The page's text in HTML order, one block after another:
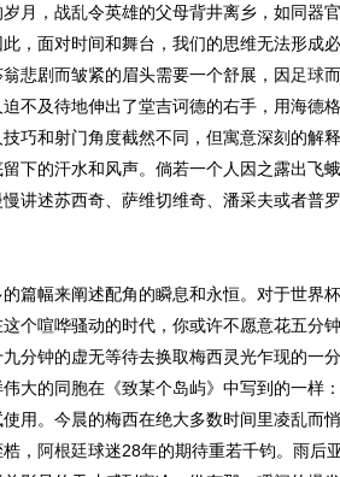
，战乱令英雄的父母背井离乡，如同器
，面对时间和舞台，我们的思维无法形成
悲剧而皱紧的眉头需要一个舒展，因 足球
不及待地伸出了堂吉诃德的右手，用海德
巧和射门角度截然不同，但寓意深刻的解
下的汗水和风声。倘若一个人因之露出飞
讲述苏西奇、萨维切维奇、潘采夫或者普
幅来阐述配角的瞬息和永恒。对于世界
个喧哗骚动的时代，你或许不愿意花五分
分钟的虚无等待去换取梅西灵光乍现的一
大的同胞在《致某个岛屿》中写到的一样
用。今晨的梅西在绝大多数时间里凌乱而
， 阿根廷球迷28年的期待重若千钧。雨后